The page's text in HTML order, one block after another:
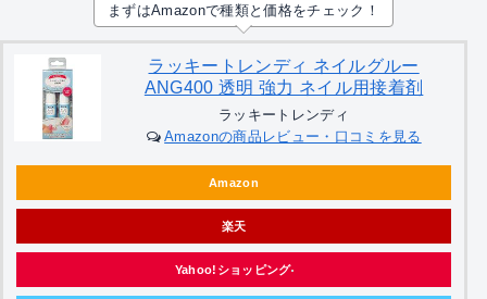
まずはAmazonで種類と価格をチェック！
ラッキートレンディ ネイルグルー
ANG400 透明 強力 ネイル用接着剤
ラッキートレンディ
Amazonの商品レビュー・口コミを見る
Amazon
楽天
Yahoo!ショッピング